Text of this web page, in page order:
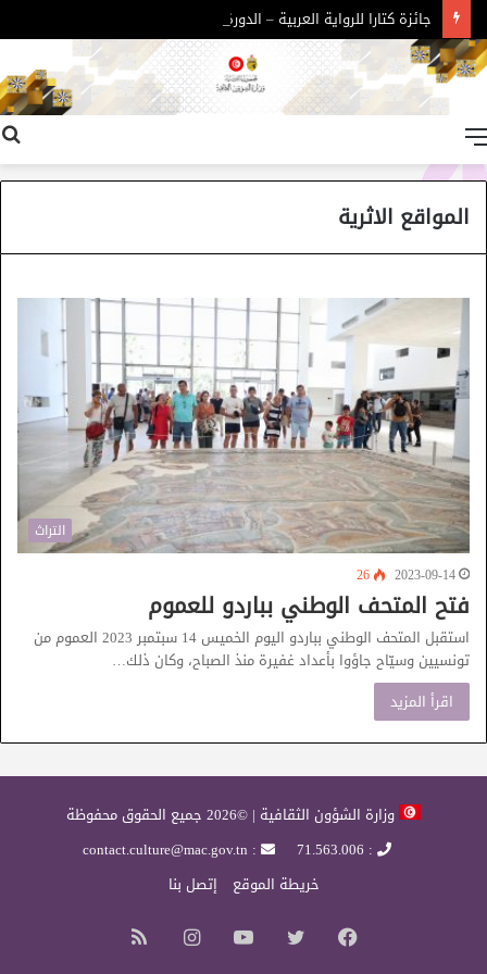
جائزة كتارا للرواية العربية – الدورة 11
المواقع الاثرية
التراث
2023-09-14
26
فتح المتحف الوطني بباردو للعموم
استقبل المتحف الوطني بباردو اليوم الخميس 14 سبتمبر 2023 العموم من
تونسيين وسيّاح جاؤوا بأعداد غفيرة منذ الصباح، وكان ذلك…
اقرأ المزيد
وزارة الشؤون الثقافية | ©2026 جميع الحقوق محفوظة
: 71.563.006
: contact.culture@mac.gov.tn
خريطة الموقع
إتصل بنا
فيسبوك تويتر يوتيوب انستقرام